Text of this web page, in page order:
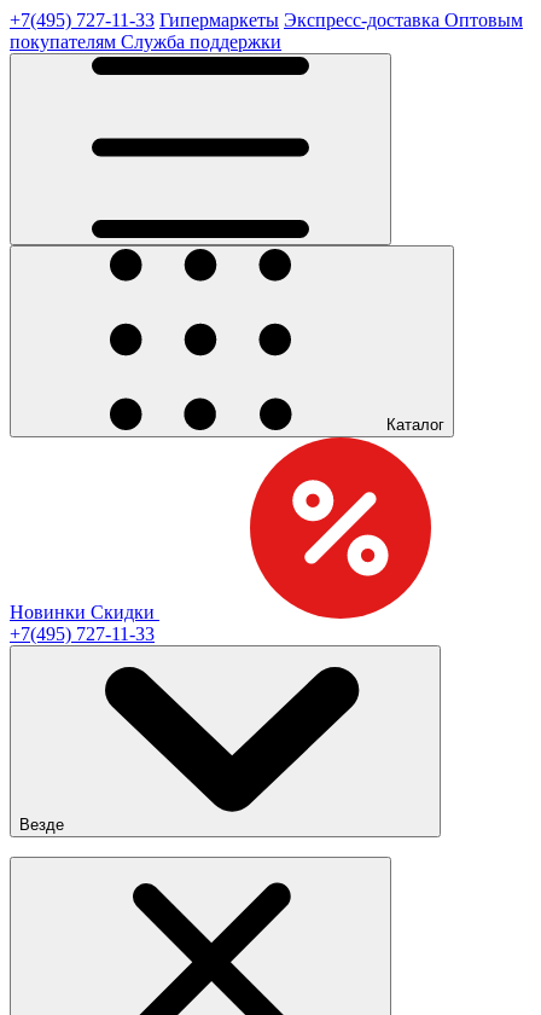
+7(495) 727-11-33 Гипермаркеты Экспресс-доставка Оптовым
покупателям Служба поддержки
Каталог
Новинки Скидки
+7(495) 727-11-33
Везде